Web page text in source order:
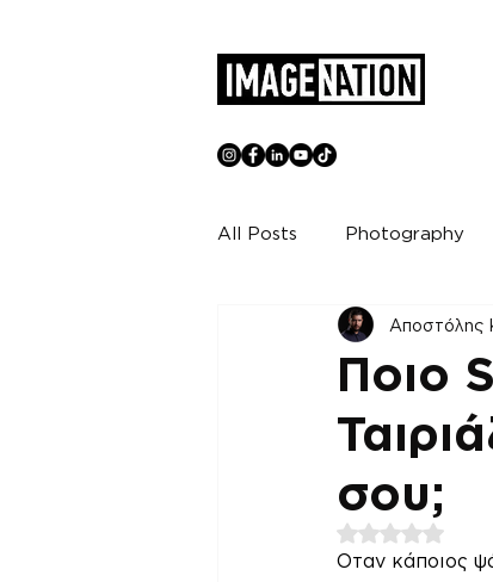
All Posts Photography
Ποιο
σου;
Αποστόλης
Οταν κάποιος